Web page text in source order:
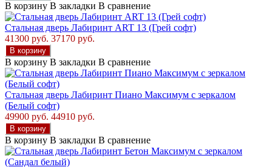
В корзину В закладки В сравнение
Стальная дверь Лабиринт ART 13 (Грей софт)
41300 руб. 37170 руб.
В корзину
В корзину В закладки В сравнение
Стальная дверь Лабиринт Пиано Максимум с зеркалом
(Белый софт)
49900 руб. 44910 руб.
В корзину
В корзину В закладки В сравнение